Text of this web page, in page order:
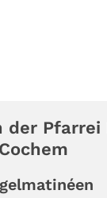
der Pfarrei